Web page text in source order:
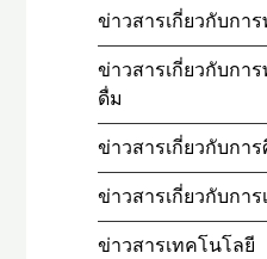
ข่าวสารเกี่ยวกับกา
ข่าวสารเกี่ยวกับกา
ดื่ม
ข่าวสารเกี่ยวกับกา
ข่าวสารเกี่ยวกับกา
ข่าวสารเทคโนโลยี